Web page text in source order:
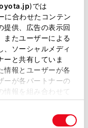
)では
に合わせたコンテン
提供、広告の表示回
またユーザーによる
、ソーシャルメディ
ーと共有していま
情報とユーザーが各
ーが各パートナーの
情報を組み合わせて
トの使用を続行する
・整備・メンテナンス取
アフリー/多目的駐車場
売店のウェブサイトはこちら